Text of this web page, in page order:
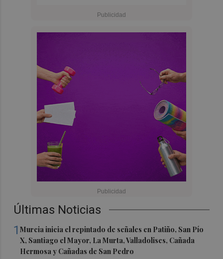
Últimas Noticias
1Murcia inicia el repintado de señales en Patiño, San Pío
X, Santiago el Mayor, La Murta, Valladolises, Cañada
Hermosa y Cañadas de San Pedro